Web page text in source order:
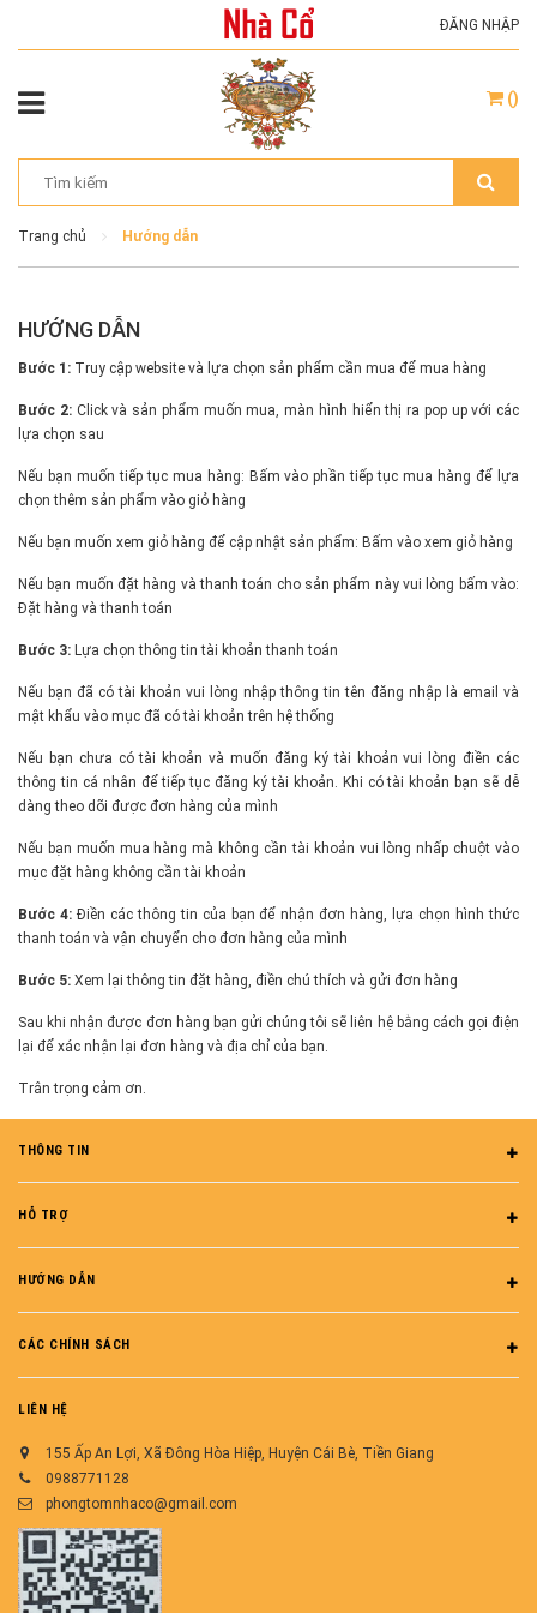
ĐĂNG NHẬP
()
Trang chủ Hướng dẫn
HƯỚNG DẪN
Bước 1: Truy cập website và lựa chọn sản phẩm cần mua để mua hàng
Bước 2:Click và sản phẩm muốn mua, màn hình hiển thị ra pop up với các
lựa chọn sau
Nếu bạn muốn tiếp tục mua hàng: Bấm vào phần tiếp tục mua hàng để lựa
chọn thêm sản phẩm vào giỏ hàng
Nếu bạn muốn xem giỏ hàng để cập nhật sản phẩm: Bấm vào xem giỏ hàng
Nếu bạn muốn đặt hàng và thanh toán cho sản phẩm này vui lòng bấm vào:
Đặt hàng và thanh toán
Bước 3: Lựa chọn thông tin tài khoản thanh toán
Nếu bạn đã có tài khoản vui lòng nhập thông tin tên đăng nhập là email và
mật khẩu vào mục đã có tài khoản trên hệ thống
Nếu bạn chưa có tài khoản và muốn đăng ký tài khoản vui lòng điền các
thông tin cá nhân để tiếp tục đăng ký tài khoản. Khi có tài khoản bạn sẽ dễ
dàng theo dõi được đơn hàng của mình
Nếu bạn muốn mua hàng mà không cần tài khoản vui lòng nhấp chuột vào
mục đặt hàng không cần tài khoản
Bước 4:Điền các thông tin của bạn để nhận đơn hàng, lựa chọn hình thức
thanh toán và vận chuyển cho đơn hàng của mình
Bước 5: Xem lại thông tin đặt hàng, điền chú thích và gửi đơn hàng
Sau khi nhận được đơn hàng bạn gửi chúng tôi sẽ liên hệ bằng cách gọi điện
lại để xác nhận lại đơn hàng và địa chỉ của bạn.
Trân trọng cảm ơn.
THÔNG TIN
HỖ TRỢ
HƯỚNG DẪN
CÁC CHÍNH SÁCH
LIÊN HỆ
155 Ấp An Lợi, Xã Đông Hòa Hiệp, Huyện Cái Bè, Tiền Giang
0988771128
phongtomnhaco@gmail.com